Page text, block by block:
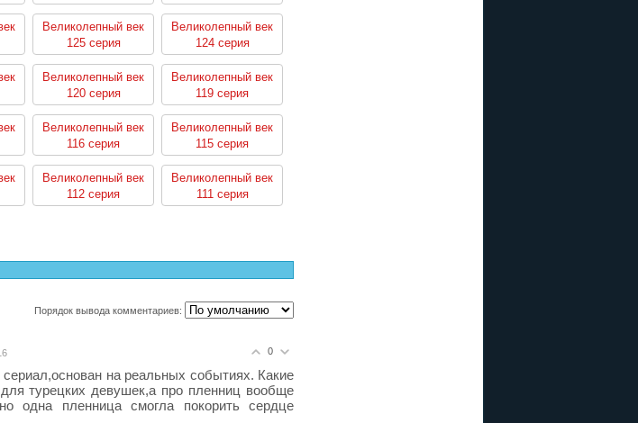
Великолепный век
125 серия
Великолепный век
124 серия
Великолепный век
120 серия
Великолепный век
119 серия
Великолепный век
116 серия
Великолепный век
115 серия
Великолепный век
112 серия
Великолепный век
111 серия
Порядок вывода комментариев:
0
на реальных событиях. Какие
турецких девушек,а про пленниц вообще
одна пленница смогла покорить сердце